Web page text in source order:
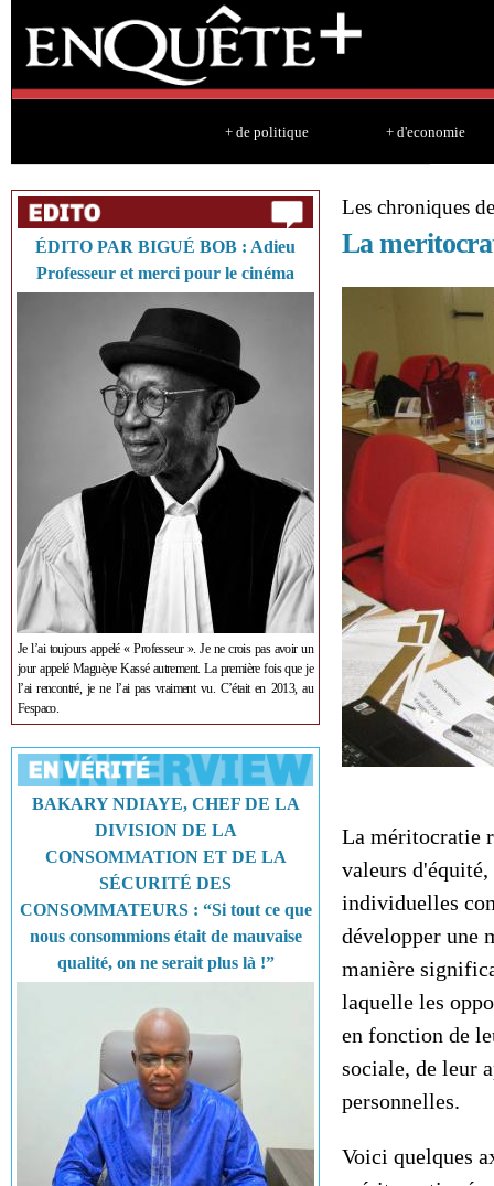
+ de politique + d'economie
ÉDITO PAR BIGUÉ BOB : Adieu
Professeur et merci pour le cinéma
Je l’ai toujours appelé « Professeur ». Je ne crois pas avoir un
jour appelé Maguèye Kassé autrement. La première fois que je
l’ai rencontré, je ne l’ai pas vraiment vu. C’était en 2013, au
Fespaco.
BAKARY NDIAYE, CHEF DE LA
DIVISION DE LA
CONSOMMATION ET DE LA
SÉCURITÉ DES
CONSOMMATEURS : “Si tout ce que
nous consommions était de mauvaise
qualité, on ne serait plus là !”
Les chroniques
La
La méritocratie
valeurs d'équité,
individuelles
développer une
manière
laquelle les
en fonction de
sociale, de leur
personnelles.
Voici quelques